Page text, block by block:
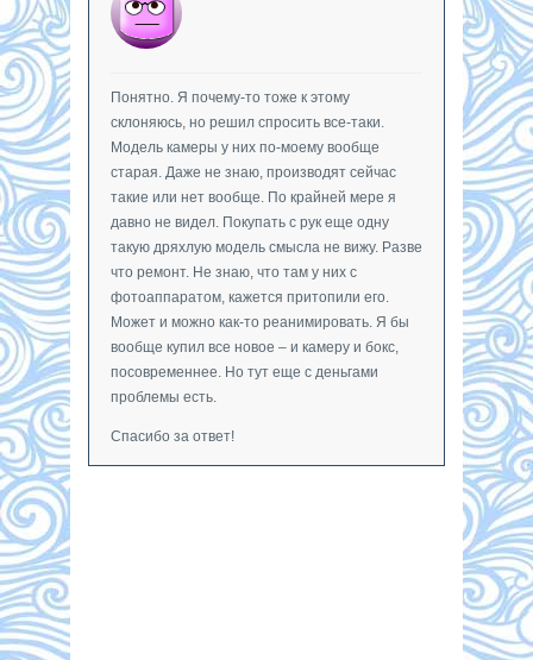
Понятно. Я почему-то тоже к этому
склоняюсь, но решил спросить все-таки.
Модель камеры у них по-моему вообще
старая. Даже не знаю, производят сейчас
такие или нет вообще. По крайней мере я
давно не видел. Покупать с рук еще одну
такую дряхлую модель смысла не вижу. Разве
что ремонт. Не знаю, что там у них с
фотоаппаратом, кажется притопили его.
Может и можно как-то реанимировать. Я бы
вообще купил все новое – и камеру и бокс,
посовременнее. Но тут еще с деньгами
проблемы есть.
Спасибо за ответ!